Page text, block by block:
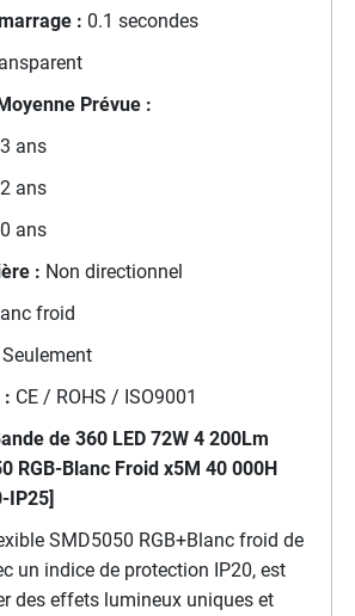
: 0.1 secondes
Prévue :
ans
ans
ans
: Non directionnel
froid
Seulement
: CE / ROHS / ISO9001
de 360 LED 72W 4 200Lm
RGB-Blanc Froid x5M 40 000H
IP25]
SMD5050 RGB+Blanc froid de
un indice de protection IP20, est
des effets lumineux uniques et